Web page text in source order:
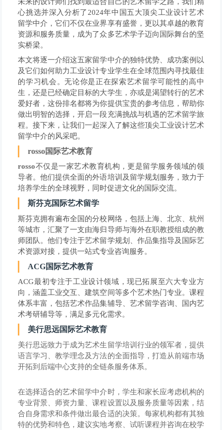
心挑选并深入分析了2024年中国五大顶尖工业设计艺术
留学中介，它们不仅在业界享有盛誉，更以其卓越的教育
资源和服务质量，成为了众多艺术学子迈向国际舞台的坚
实桥梁。
本文将逐一介绍这五家留学中介的独特优势、成功案例以
及它们如何助力工业设计专业学生在全球范围内寻找最佳
的学习机会。无论你是正在探索艺术留学可能性的高中
生，还是已经确定目标的大学生，亦或是渴望转行的艺术
爱好者，这份排名都将为你提供宝贵的参考信息，帮助你
做出明智的选择，开启一段充满挑战与机遇的艺术留学旅
程。接下来，让我们一起深入了解这些顶尖工业设计艺术
留学中介的风采吧。
rosso国际艺术教育
rosso不仅是一家艺术教育机构，更是留学服务领域的领
导者。他们提供全面的外语培训及留学规划服务，致力于
培养学生的全球视野，同时促进文化的国际交流。
斯芬克国际艺术留学
斯芬克拥有遍布全国的分校网络，包括上海、北京、杭州
等城市，汇聚了一支由海归导师与海外在职教授组成的教
师团队。他们专注于艺术留学规划、作品集指导及国际艺
术资源对接，提供一站式专业咨询服务。
ACG国际艺术教育
ACG最初专注于工业设计领域，现已拓展至六大专业方
向，涵盖工业交互、建筑空间等多个艺术热门专业。课程
体系丰富，包括艺术作品集辅导、艺术留学咨询、国内艺
术考研辅导等，满足多元化需求。
美行思远国际艺术教育
美行思远致力于成为艺术生留学培训行业的领军者，提供
语言学习、教学理念及方法的全面指导，打造从前端市场
开拓到后端中心支持的全链条服务体系。
在选择适合的艺术留学中介时，学生和家长应考虑机构的
专业背景、师资力量、课程设置以及服务质量等因素，结
合自身需求和条件做出最合适的决策。每家机构都有其独
特的优势和特色，建议实地考察、试听课程并咨询在校学